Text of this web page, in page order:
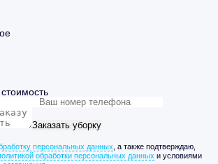
Заказать уборку
персональных данных , а также подтверждаю,
обработки персональных данных и условиями